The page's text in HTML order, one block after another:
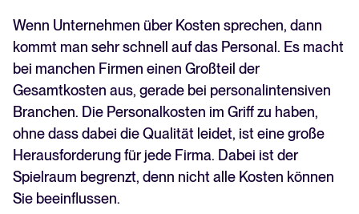
geht's smart
Lesen
Arbeitgeber*innen
Lohn und Gehalt – der Unterschied
Formel für die Berechnung von Personalkosten
Wichtige Personalkosten Kennzahlen
So können Sie Personalkosten senken
Wenn Unternehmen über Kosten sprechen, dann
kommt man sehr schnell auf das Personal. Es macht
bei manchen Firmen einen Großteil der
Gesamtkosten aus, gerade bei personalintensiven
Branchen. Die Personalkosten im Griff zu haben,
ohne dass dabei die Qualität leidet, ist eine große
Herausforderung für jede Firma. Dabei ist der
Spielraum begrenzt, denn nicht alle Kosten können
Sie beeinflussen.